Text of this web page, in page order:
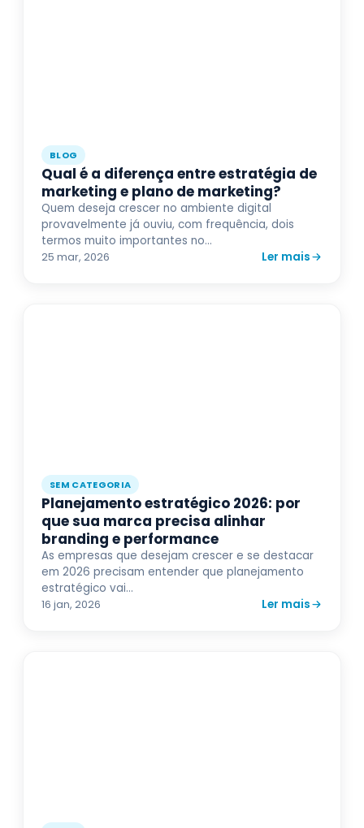
BLOG
Qual é a diferença entre estratégia de
marketing e plano de marketing?
Quem deseja crescer no ambiente digital
provavelmente já ouviu, com frequência, dois
termos muito importantes no...
25 mar, 2026
Ler mais
SEM CATEGORIA
Planejamento estratégico 2026: por
que sua marca precisa alinhar
branding e performance
As empresas que desejam crescer e se destacar
em 2026 precisam entender que planejamento
estratégico vai...
16 jan, 2026
Ler mais